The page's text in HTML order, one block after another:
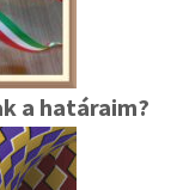
a határaim?